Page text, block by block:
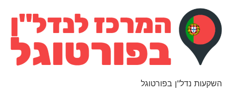
השקעות נדל"ן בפורטוגל